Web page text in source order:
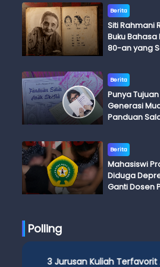
Berita
Siti Rahmani
Buku Bahasa
80-an yang
Adik Budi
Berita
Punya
Generasi
Panduan
Berita
Mahasiswi
Diduga
Ganti Dosen
Polling
3 Jurusan Kuliah Terfavorit